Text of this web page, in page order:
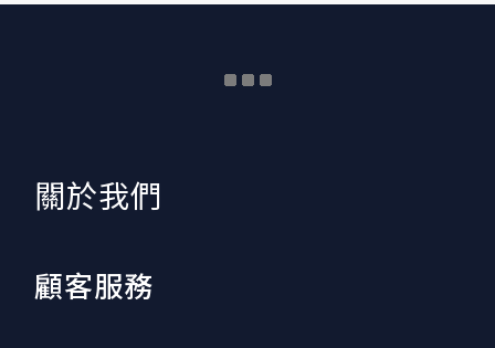
​關於我們
顧客服務